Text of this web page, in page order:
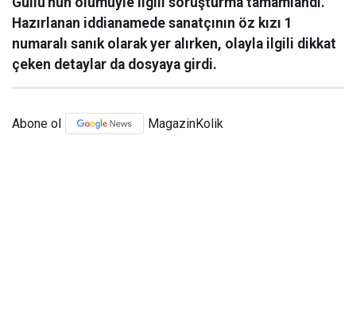
Hazırlanan iddianamede sanatçının öz kızı 1
numaralı sanık olarak yer alırken, olayla ilgili dikkat
çeken detaylar da dosyaya girdi.
Abone ol MagazinKolik